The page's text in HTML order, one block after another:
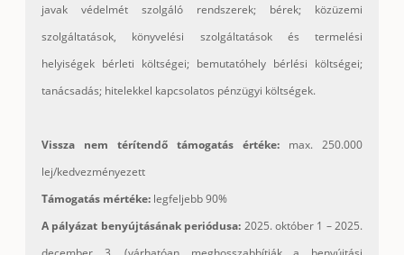
javak védelmét szolgáló rendszerek; bérek; közüzemi
szolgáltatások, könyvelési szolgáltatások és termelési
helyiségek bérleti költségei; bemutatóhely bérlési költségei;
tanácsadás; hitelekkel kapcsolatos pénzügyi költségek.
Vissza nem térítendő támogatás értéke: max. 250.000
lej/kedvezményezett
Támogatás mértéke: legfeljebb 90%
A pályázat benyújtásának periódusa: 2025. október 1 – 2025.